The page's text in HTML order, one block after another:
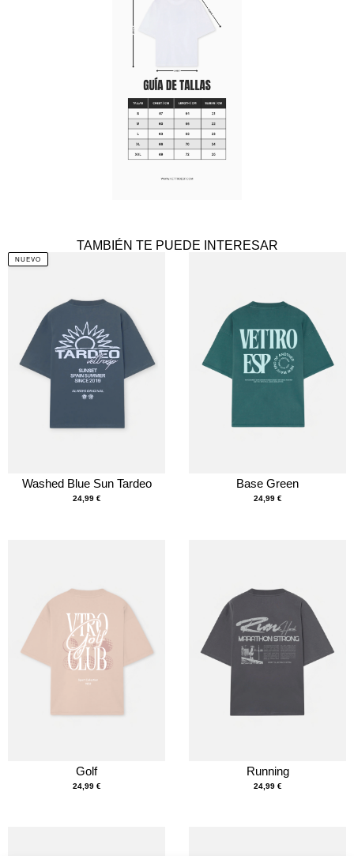
TAMBIÉN TE PUEDE INTERESAR
NUEVO
Washed Blue Sun Tardeo
24,99 €
Base Green
24,99 €
Golf
24,99 €
Running
24,99 €